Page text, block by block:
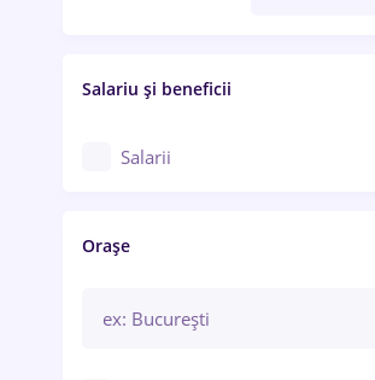
Salariu și beneficii
Salarii
Orașe